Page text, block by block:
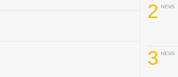
2 NEWS
3 NEWS